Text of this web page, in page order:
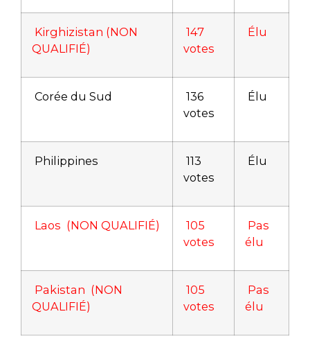
Kirghizistan (NON
QUALIFIÉ)
147
votes
Élu
Corée du Sud
136
votes
Élu
Philippines
113
votes
Élu
Laos (NON QUALIFIÉ)
105
votes
Pas
élu
Pakistan (NON
QUALIFIÉ)
105
votes
Pas
élu